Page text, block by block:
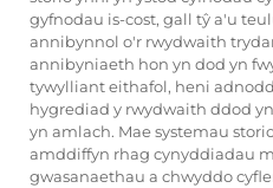
gyfnodau is-cost, gall tŷ a'u
annibynnol o'r rwydwaith
annibyniaeth hon yn dod yn
tywylliant eithafol, heni
hygrediad y rwydwaith ddod
yn amlach. Mae systemau
amddiffyn rhag cynyddiadau
gwasanaethau a chwyddo